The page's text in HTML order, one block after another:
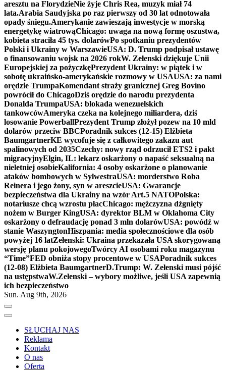
aresztu na FlorydzieNie żyje Chris Rea, muzyk miał 74
lata.Arabia Saudyjska po raz pierwszy od 30 lat odnotowała
opady śniegu.Amerykanie zawieszają inwestycje w morską
energetykę wiatrowąChicago: uwaga na nową formę oszustwa,
kobieta straciła 45 tys. dolarówPo spotkaniu prezydentów
Polski i Ukrainy w WarszawieUSA: D. Trump podpisał ustawę
o finansowaniu wojsk na 2026 rokW. Zełenski dziękuje Unii
Europejskiej za pożyczkęPrezydent Ukrainy: w piątek i w
sobotę ukraińsko-amerykańskie rozmowy w USAUSA: za nami
orędzie TrumpaKomendant straży granicznej Greg Bovino
powrócił do ChicagoDziś orędzie do narodu prezydenta
Donalda TrumpaUSA: blokada wenezuelskich
tankowcówAmeryka czeka na kolejnego miliardera, dziś
losowanie PowerballPrezydent Trump złożył pozew na 10 mld
dolarów przeciw BBCPoradnik sukces (12-15) Elżbieta
BaumgartnerKE wycofuje się z całkowitego zakazu aut
spalinowych od 2035Czechy: nowy rząd odrzucił ETS2 i pakt
migracyjnyElgin, IL: lekarz oskarżony o napaść seksualną na
nieletniej osobieKalifornia: 4 osoby oskarżone o planowanie
ataków bombowych w SylwestraUSA: morderstwo Roba
Reinera i jego żony, syn w areszcieUSA: Gwarancje
bezpieczeństwa dla Ukrainy na wzór Art.5 NATOPolska:
notariusze chcą wzrostu płacChicago: mężczyzna dźgnięty
nożem w Burger KingUSA: dyrektor BLM w Oklahoma City
oskarżony o defraudację ponad 3 mln dolarówUSA: powódź w
stanie WaszyngtonHiszpania: media społecznościowe dla osób
powyżej 16 latZełenski: Ukraina przekazała USA skorygowaną
wersję planu pokojowegoTwórcy AI osobami roku magazynu
“Time”FED obniża stopy procentowe w USAPoradnik sukces
(12-08) Elżbieta BaumgartnerD.Trump: W. Zełenski musi pójść
na ustępstwaW.Zełenski – wybory możliwe, jeśli USA zapewnią
ich bezpieczeństwo
Sun. Aug 9th, 2026
SŁUCHAJ NAS
Reklama
Kontakt
O nas
Oferta